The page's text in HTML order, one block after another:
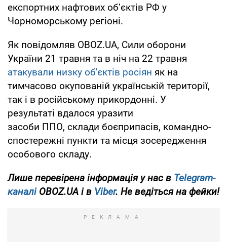
експортних нафтових об’єктів РФ у
Чорноморському регіоні.
Як повідомляв OBOZ.UA, Сили оборони
України 21 травня та в ніч на 22 травня
атакували низку об'єктів росіян як на
тимчасово окупованій українській території,
так і в російському прикордонні. У
результаті вдалося уразити
засоби ППО, склади боєприпасів, командно-
спостережні пункти та місця зосередження
особового складу.
Лише перевірена інформація у нас в Telegram-
каналіOBOZ.UA і в Viber. Не ведіться на фейки!